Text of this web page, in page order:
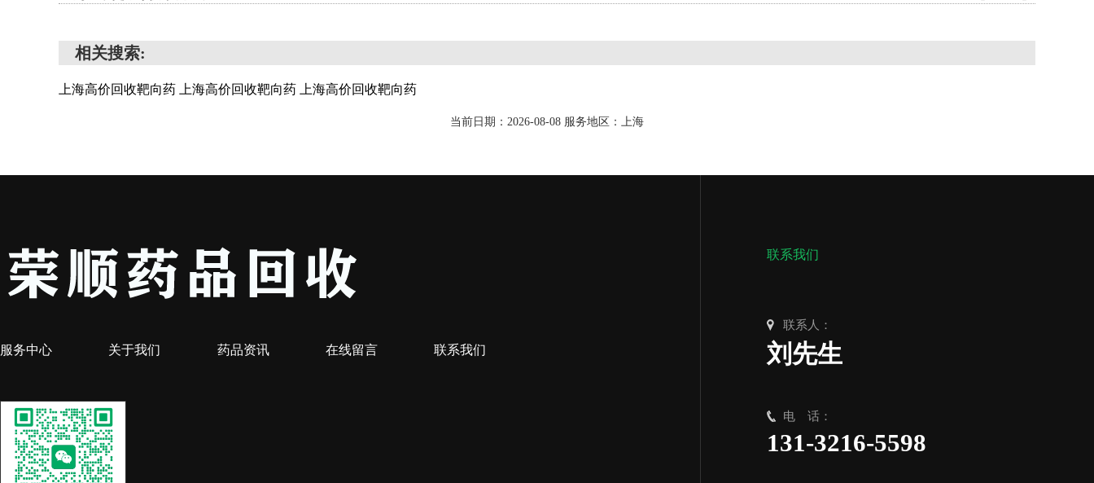
相关搜索:
上海高价回收靶向药 上海高价回收靶向药 上海高价回收靶向药
当前日期：2026-08-08 服务地区：上海
服务中心 关于我们 药品资讯 在线留言 联系我们
联系我们
联系人：
刘先生
电 话：
131-3216-5598